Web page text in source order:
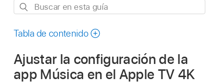
Buscar
esta
Tabla de contenido
Ajustar la configuración de la
app Música en el Apple TV 4K